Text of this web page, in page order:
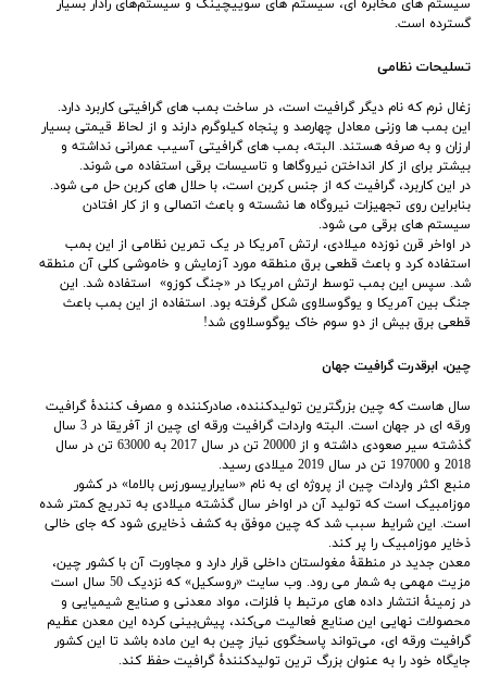
سیستم‌ های مخابره‌ ای، سیستم‌ های سوییچینگ و سیستم‌های رادار بسیار
گسترده است.
تسلیحات نظامی
زغال نرم که نام دیگر گرافیت است، در ساخت بمب های گرافیتی کاربرد دارد.
این بمب ‌ها وزنی معادل چهارصد و پنجاه کیلوگرم دارند و از لحاظ قیمتی بسیار
ارزان و به صرفه هستند. البته، بمب‌ های گرافیتی آسیب عمرانی نداشته و
بیشتر برای از کار انداختن نیروگا‌ها و تاسیسات برقی استفاده می شوند.
در این کاربرد، گرافیت که از جنس کربن است، با حلال ‌های کربن حل می شود.
بنابراین روی تجهیزات نیروگاه ‌ها نشسته و باعث اتصالی و از کار افتادن
سیستم های برقی می شود.
در اواخر قرن نوزده میلادی، ارتش آمریکا در یک تمرین نظامی از این بمب
استفاده کرد و باعث قطعی برق منطقه مورد آزمایش و خاموشی کلی آن منطقه
شد. سپس این بمب توسط ارتش امریکا در «جنگ کوزو» استفاده شد. این
جنگ بین آمریکا و یوگوسلاوی شکل گرفته بود. استفاده از این بمب باعث
قطعی برق بیش از دو سوم خاک یوگوسلاوی شد!
چین، ابرقدرت گرافیت جهان
سال هاست که چین بزرگترین تولیدکننده، صادرکننده و مصرف‌ کنندۀ گرافیت
ورقه ‌ای در جهان است. البته واردات گرافیت ورقه ‌ای چین از آفریقا در 3 سال
گذشته سیر صعودی داشته و از 20000 تن در سال 2017 به 63000 تن در سال
2018 و 197000 تن در سال 2019 میلادی رسید.
منبع اکثر واردات چین از پروژه ‌ای به نام «سایراریسورزس بالاما» در کشور
موزامبیک است که تولید آن در اواخر سال گذشته میلادی به تدریج کمتر شده
است. این شرایط سبب شد که چین موفق به کشف ذخایری شود که جای خالی
ذخایر موزامبیک را پر کند.
معدن جدید در منطقۀ مغولستان داخلی قرار دارد و مجاورت آن با کشور چین،
مزیت مهمی به شمار می رود. وب‌ سایت «روسکیل» که نزدیک 50 سال است
در زمینۀ انتشار داده ‌های مرتبط با فلزات، مواد معدنی و صنایع شیمیایی و
محصولات نهایی این صنایع فعالیت می‌کند، پیش‌بینی کرده این معدن عظیم
گرافیت ورقه ‌ای، می‌تواند پاسخگوی نیاز چین به این ماده باشد تا این کشور
جایگاه خود را به عنوان بزرگ‌ ترین تولیدکنندۀ گرافیت حفظ کند.